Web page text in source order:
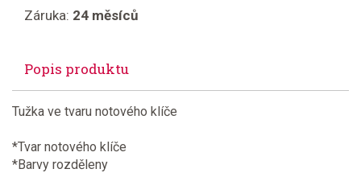
Záruka: 24 měsíců
Popis produktu
Tužka ve tvaru notového klíče
*Tvar notového klíče
*Barvy rozděleny